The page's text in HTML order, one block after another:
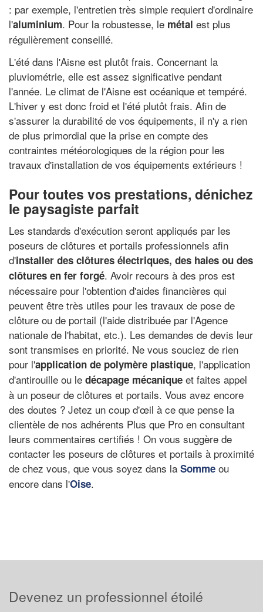
: par exemple, l'entretien très simple requiert d'ordinaire
l'aluminium. Pour la robustesse, le métal est plus
régulièrement conseillé.
L'été dans l'Aisne est plutôt frais. Concernant la
pluviométrie, elle est assez significative pendant
l'année. Le climat de l'Aisne est océanique et tempéré.
L'hiver y est donc froid et l'été plutôt frais. Afin de
s'assurer la durabilité de vos équipements, il n'y a rien
de plus primordial que la prise en compte des
contraintes météorologiques de la région pour les
travaux d'installation de vos équipements extérieurs !
Pour toutes vos prestations, dénichez
le paysagiste parfait
Les standards d'exécution seront appliqués par les
poseurs de clôtures et portails professionnels afin
d'installer des clôtures électriques, des haies ou des
clôtures en fer forgé. Avoir recours à des pros est
nécessaire pour l'obtention d'aides financières qui
peuvent être très utiles pour les travaux de pose de
clôture ou de portail (l'aide distribuée par l'Agence
nationale de l'habitat, etc.). Les demandes de devis leur
sont transmises en priorité. Ne vous souciez de rien
pour l'application de polymère plastique, l'application
d'antirouille ou le décapage mécanique et faites appel
à un poseur de clôtures et portails. Vous avez encore
des doutes ? Jetez un coup d'œil à ce que pense la
clientèle de nos adhérents Plus que Pro en consultant
leurs commentaires certifiés ! On vous suggère de
contacter les poseurs de clôtures et portails à proximité
de chez vous, que vous soyez dans la Somme ou
encore dans l'Oise.
Devenez un professionnel étoilé